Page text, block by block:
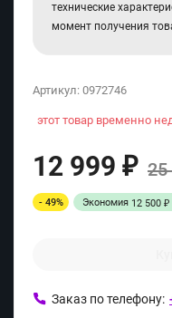
технические
момент получения
Артикул: 0972746
этот товар временно
12 999 ₽
- 49% Экономия 12 500 ₽
Заказ по телефону: